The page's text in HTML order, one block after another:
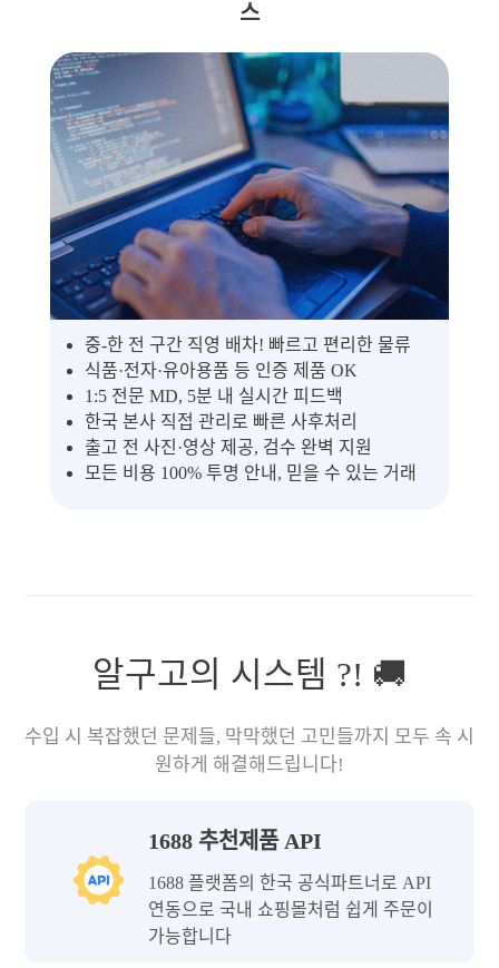
스
중-한 전 구간 직영 배차! 빠르고 편리한 물류
식품·전자·유아용품 등 인증 제품 OK
1:5 전문 MD, 5분 내 실시간 피드백
한국 본사 직접 관리로 빠른 사후처리
출고 전 사진·영상 제공, 검수 완벽 지원
모든 비용 100% 투명 안내, 믿을 수 있는 거래
알구고의 시스템 ?! 🚚
수입 시 복잡했던 문제들, 막막했던 고민들까지 모두 속 시
원하게 해결해드립니다!
1688 추천제품 API
1688 플랫폼의 한국 공식파트너로 API
연동으로 국내 쇼핑몰처럼 쉽게 주문이
가능합니다